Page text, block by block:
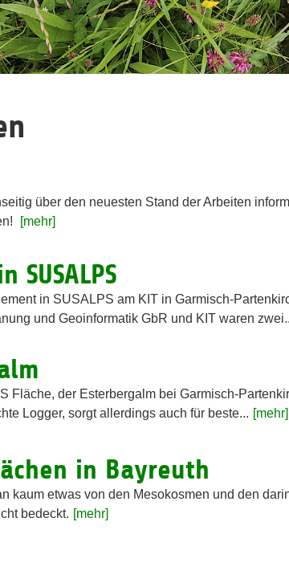
über den neuesten Stand der Arbeiten
[mehr]
in SUSALPS am KIT in Garmisch-
und Geoinformatik GbR und KIT waren
Fläche, der Esterbergalm bei Garmisch-
Logger, sorgt allerdings auch für beste... [mehr]
in Bayreuth
kaum etwas von den Mesokosmen und den
bedeckt. [mehr]